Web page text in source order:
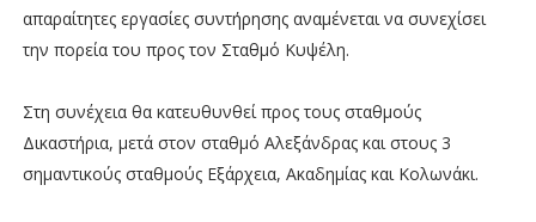
απαραίτητες εργασίες συντήρησης αναμένεται να συνεχίσει
την πορεία του προς τον Σταθμό Κυψέλη.
Στη συνέχεια θα κατευθυνθεί προς τους σταθμούς
Δικαστήρια, μετά στον σταθμό Αλεξάνδρας και στους 3
σημαντικούς σταθμούς Εξάρχεια, Ακαδημίας και Κολωνάκι.